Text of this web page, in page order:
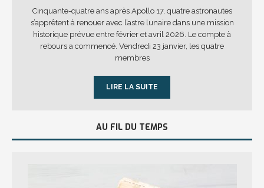
Cinquante-quatre ans après Apollo 17, quatre astronautes
s’apprêtent à renouer avec l’astre lunaire dans une mission
historique prévue entre février et avril 2026. Le compte à
rebours a commencé. Vendredi 23 janvier, les quatre
membres
LIRE LA SUITE
AU FIL DU TEMPS